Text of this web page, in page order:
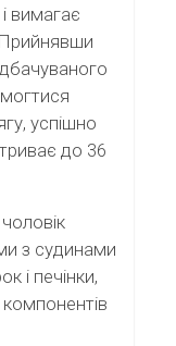
вимагає
Прийнявши
успішно
до 36
з судинами
і печінки,